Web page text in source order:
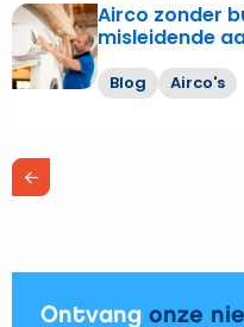
Airco zonder
misleidende
Blog Airco's
Lees
meer
over
buitenunit?
Zo
misleidende
aanbiedingen
Ontvang onze